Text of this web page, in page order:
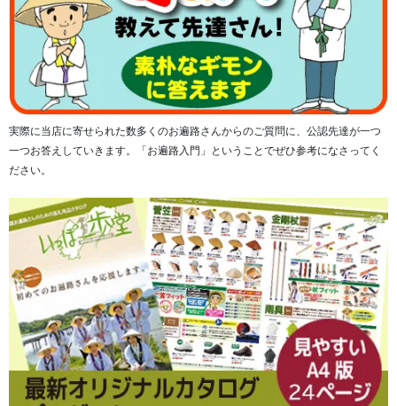
コチラ
■サイズ＝直径46㎝
■重量 ＝約258g
※頭にタオルや手ぬぐいを巻くと台座が固定されやすくな
ります。
※加工無し「竹笠（大）2,800円 無地タイプ」の購入はコ
チラ
■追加オプション
※速乾タイプ遍路笠サポーター「さわやか 笠フィット」
とのお得なセット購入で200円OFF！
「かんたん取付 さわやか笠フィット Ver.5 ホワイト
（通常価格1,500円→1,300円）」
※単品購入はコチラから
実際に当店に寄せられた数多くのお遍路さんからのご質問に、公認先達が一つ
一つお答えしていきます。「お遍路入門」ということでぜひ参考になさってく
ださい。